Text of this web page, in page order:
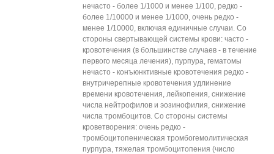
нечасто - более 1/1000 и менее 1/100, редко -
более 1/10000 и менее 1/1000, очень редко -
менее 1/10000, включая единичные случаи. Со
стороны свертывающей системы крови: часто -
кровотечения (в большинстве случаев - в течение
первого месяца лечения), пурпура, гематомы
нечасто - конъюнктивные кровотечения редко -
внутричерепные кровотечения удлинение
времени кровотечения, лейкопения, снижение
числа нейтрофилов и эозинофилия, снижение
числа тромбоцитов. Со стороны системы
кроветворения: очень редко -
тромбоцитопеническая тромбогемолитическая
пурпура, тяжелая тромбоцитопения (число